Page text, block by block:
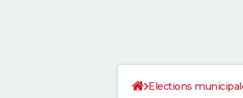
Elections